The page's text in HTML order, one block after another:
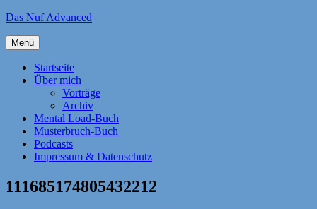
Zum
springen
Das Nuf Advanced
Menü
Startseite
Über mich
Vorträge
Archiv
Mental Load-Buch
Musterbruch-Buch
Podcasts
Impressum & Datenschutz
111685174805432212